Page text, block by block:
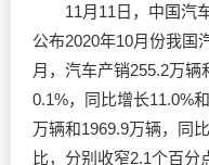
11月11日，中国汽车
公布2020年10月份我国
月，汽车产销255.2万辆
0.1%，同比增长11.0%
万辆和1969.9万辆，同
比，分别收窄2.1个百分